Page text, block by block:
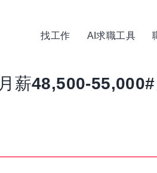
找工作 AI求職工具
薪48,500-55,000#